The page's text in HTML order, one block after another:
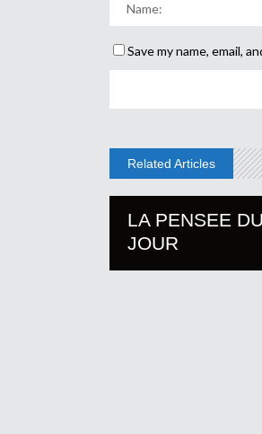
Save my name, email,
Related Articles
LA PENSEE DU
JOUR